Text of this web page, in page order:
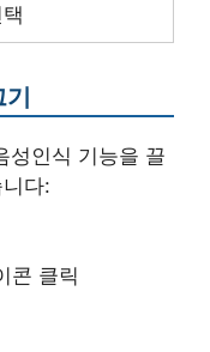
성인식 기능을 끌
다:
콘 클릭